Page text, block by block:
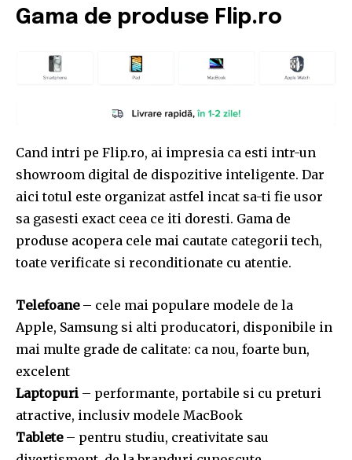
Gama de produse Flip.ro
Cand intri pe Flip.ro, ai impresia ca esti intr-un
showroom digital de dispozitive inteligente. Dar
aici totul este organizat astfel incat sa-ti fie usor
sa gasesti exact ceea ce iti doresti. Gama de
produse acopera cele mai cautate categorii tech,
toate verificate si reconditionate cu atentie.
Telefoane– cele mai populare modele de la
Apple, Samsung si alti producatori, disponibile in
mai multe grade de calitate: ca nou, foarte bun,
excelent
Laptopuri – performante, portabile si cu preturi
atractive, inclusiv modele MacBook
Tablete– pentru studiu, creativitate sau